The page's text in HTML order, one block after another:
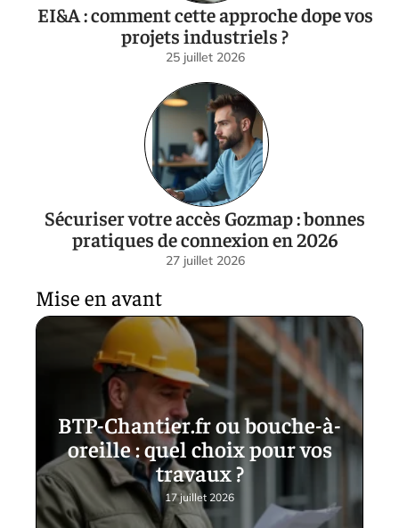
EI&A : comment cette approche dope vos
projets industriels ?
25 juillet 2026
Sécuriser votre accès Gozmap : bonnes
pratiques de connexion en 2026
27 juillet 2026
Mise en avant
BTP-Chantier.fr ou bouche-à-
oreille : quel choix pour vos
travaux ?
17 juillet 2026